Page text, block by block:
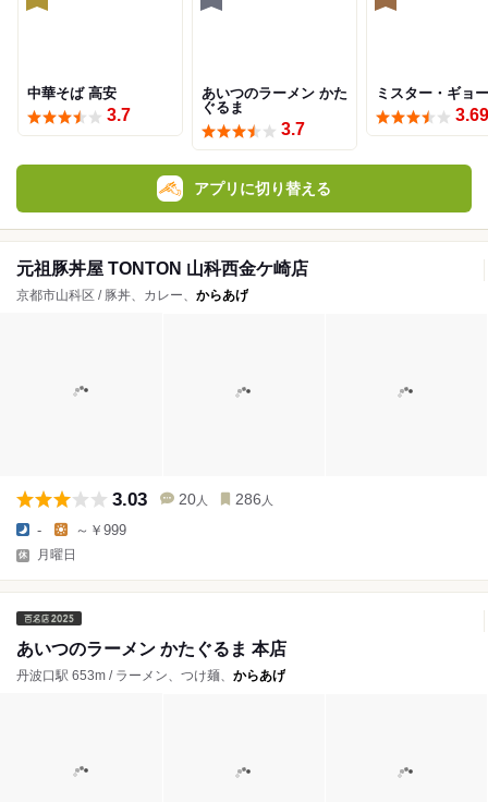
中華そば 高安
3.7
あいつのラーメン かた
ぐるま
3.7
ミスター・ギョ
3.69
アプリに切り替える
元祖豚丼屋 TONTON 山科西金ケ崎店
京都市山科区 / 豚丼、カレー、 からあげ
3.03 20 人 286 人
- ～￥999
月曜日
あいつのラーメン かたぐるま 本店
丹波口駅 653m / ラーメン、つけ麺、 からあげ